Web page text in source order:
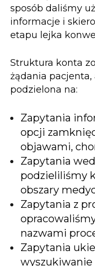
sposób daliśmy
informacje i
etapu lejka
Struktura konta
żądania pacjenta,
podzielona na:
Zapytania
opcji
objawami,
Zapytania
podzieliliśmy
obszary
Zapytania z
nazwami
Zapytania
wyszukiwanie